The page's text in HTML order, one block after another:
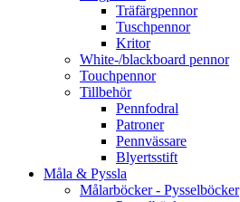
Träfärgpennor
Tuschpennor
Kritor
White-/blackboard pennor
Touchpennor
Tillbehör
Pennfodral
Patroner
Pennvässare
Blyertsstift
Måla & Pyssla
Målarböcker - Pysselböcker